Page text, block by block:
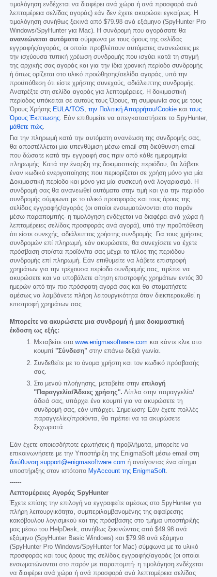
τιμολόγηση ενδέχεται να διαφέρει ανά χώρα ή ανά προσφορά ανά
λεπτομέρεια σελίδας αγοράς) εάν δεν έχετε ακυρώσει εγκαίρως. Η
τιμολόγηση συνήθως ξεκινά από $79.98 ανά εξάμηνο (SpyHunter Pro
Windows/SpyHunter για Mac). Η συνδρομή που αγοράσατε θα
ανανεώνεται αυτόματα σύμφωνα με τους όρους της σελίδας
εγγραφής/αγοράς, οι οποίοι προβλέπουν αυτόματες ανανεώσεις με
την ισχύουσα τυπική χρέωση συνδρομής που ισχύει κατά τη στιγμή
της αρχικής σας αγοράς και για την ίδια χρονική περίοδο συνδρομής
ή όπως ορίζεται στο υλικό προώθησης/σελίδα αγοράς, υπό την
προϋπόθεση ότι είστε χρήστης συνεχούς, αδιάλειπτης συνδρομής.
Ανατρέξτε στη σελίδα αγοράς για λεπτομέρειες. Η δοκιμαστική
περίοδος υπόκειται σε αυτούς τους Όρους, τη συμφωνία σας με τους
Όρους Χρήσης EULA/TOS, την Πολιτική Απορρήτου/Cookie και τους
Όρους Έκπτωσης. Εάν επιθυμείτε να απεγκαταστήσετε το SpyHunter,
μάθετε πώς.
Για την πληρωμή κατά την αυτόματη ανανέωση της συνδρομής σας,
θα αποστέλλεται μια υπενθύμιση μέσω email στη διεύθυνση email
που δώσατε κατά την εγγραφή σας πριν από κάθε ημερομηνία
πληρωμής. Κατά την έναρξη της δοκιμαστικής περιόδου, θα λάβετε
έναν κωδικό ενεργοποίησης που περιορίζεται σε χρήση μόνο για μία
Δοκιμαστική περίοδο και μόνο για μία συσκευή ανά λογαριασμό. Η
συνδρομή σας θα ανανεωθεί αυτόματα στην τιμή και για την περίοδο
συνδρομής σύμφωνα με το υλικό προσφοράς και τους όρους της
σελίδας εγγραφής/αγοράς (οι οποίοι ενσωματώνονται στο παρόν
μέσω παραπομπής· η τιμολόγηση ενδέχεται να διαφέρει ανά χώρα ή
λεπτομέρειες σελίδας προσφοράς ανά αγορά), υπό την προϋπόθεση
ότι είστε συνεχής, αδιάλειπτος χρήστης συνδρομής. Για τους χρήστες
συνδρομών επί πληρωμή, εάν ακυρώσετε, θα συνεχίσετε να έχετε
πρόσβαση στο/στα προϊόν/τα σας μέχρι το τέλος της περιόδου
συνδρομής επί πληρωμή. Εάν επιθυμείτε να λάβετε επιστροφή
χρημάτων για την τρέχουσα περίοδο συνδρομής σας, πρέπει να
ακυρώσετε και να υποβάλετε αίτηση επιστροφής χρημάτων εντός 30
ημερών από την πιο πρόσφατη αγορά σας και θα σταματήσετε
αμέσως να λαμβάνετε πλήρη λειτουργικότητα όταν διεκπεραιωθεί η
επιστροφή χρημάτων σας.
Μπορείτε να ακυρώσετε μια συνδρομή ή μια δοκιμαστική
έκδοση ως εξής:
Μεταβείτε στο www.enigmasoftware.com και κάντε κλικ στο
κουμπί "Σύνδεση" στην επάνω δεξιά γωνία.
Συνδεθείτε με το όνομα χρήστη και τον κωδικό πρόσβασής
σας.
Στο μενού πλοήγησης, μεταβείτε στην επιλογή
"Παραγγελία/Άδειες χρήσης". Δίπλα στην παραγγελία/
άδειά σας, υπάρχει ένα κουμπί για να ακυρώσετε τη
συνδρομή σας, εάν υπάρχει. Σημείωση: Εάν έχετε πολλές
παραγγελίες/προϊόντα, θα πρέπει να τα ακυρώσετε
ξεχωριστά.
Εάν έχετε οποιεσδήποτε ερωτήσεις ή προβλήματα, μπορείτε να
επικοινωνήσετε με την Υποστήριξη της EnigmaSoft μέσω email στη
διεύθυνση support@enigmasoftware.com ή ανοίγοντας ένα αίτημα
υποστήριξης στον ιστότοπο MyAccount της EnigmaSoft
------
Λεπτομέρειες Αγοράς SpyHunter
Έχετε επίσης την επιλογή να εγγραφείτε αμέσως στο SpyHunter για
πλήρη λειτουργικότητα, συμπεριλαμβανομένης της αφαίρεσης
κακόβουλου λογισμικού και της πρόσβασης στο τμήμα υποστήριξής
μας μέσω του HelpDesk, συνήθως ξεκινώντας από $49.98 ανά
εξάμηνο (SpyHunter Basic Windows) και $79.98 ανά εξάμηνο
(SpyHunter Pro Windows/SpyHunter for Mac) σύμφωνα με το υλικό
προσφοράς και τους όρους της σελίδας εγγραφής/αγοράς (οι οποίοι
ενσωματώνονται στο παρόν με παραπομπή· η τιμολόγηση ενδέχεται
να διαφέρει ανά χώρα ή ανά προσφορά ανά λεπτομέρεια σελίδας